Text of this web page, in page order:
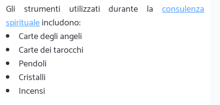
Gli strumenti utilizzati durante la consulenza
spiritualeincludono:
Carte degli angeli
Carte dei tarocchi
Pendoli
Cristalli
Incensi